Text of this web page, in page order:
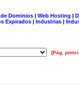
Dominios| Web Hosting |
Expirados | Industrias |
[Pág.